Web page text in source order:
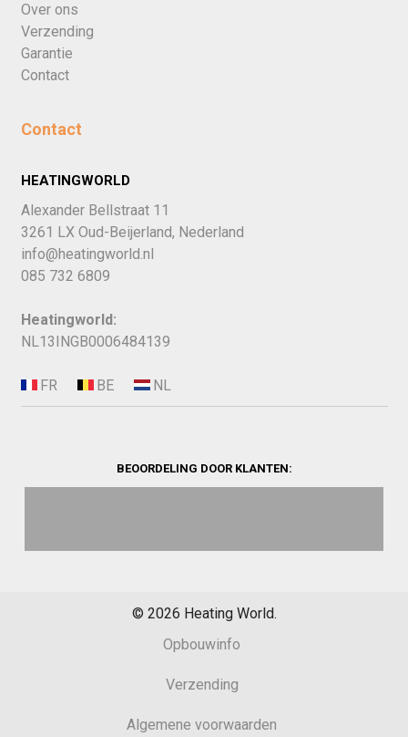
Over ons
Verzending
Garantie
Contact
Contact
HEATINGWORLD
Alexander Bellstraat 11
3261 LX Oud-Beijerland, Nederland
info@heatingworld.nl
085 732 6809
Heatingworld:
NL13INGB0006484139
BEOORDELING DOOR KLANTEN:
© 2026 Heating World.
Opbouwinfo
Verzending
Algemene voorwaarden